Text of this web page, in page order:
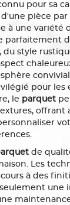
pour sa
pièce
à une variété
parfaitement
style
pour les
le parquet
offrant
de
Les
à des
une